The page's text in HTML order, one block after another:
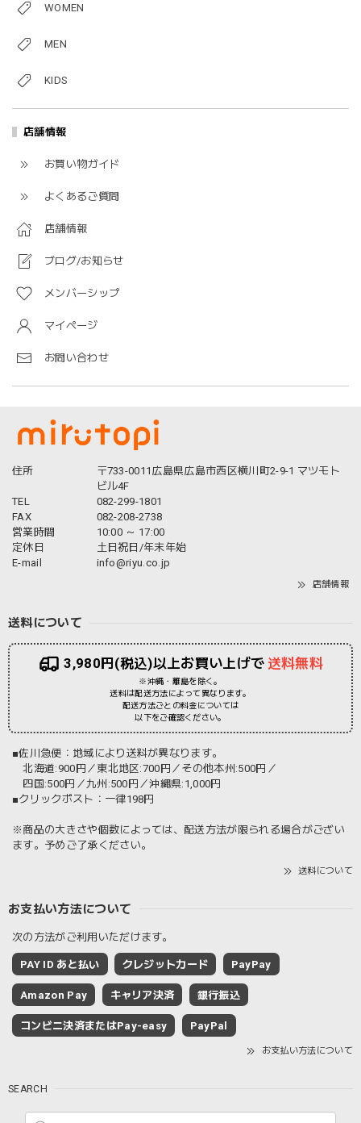
WOMEN
MEN
KIDS
店舗情報
お買い物ガイド
よくあるご質問
店舗情報
ブログ/お知らせ
メンバーシップ
マイページ
お問い合わせ
住所
〒733-0011広島県広島市西区横川町2-9-1 マツモト
ビル4F
TEL
082-299-1801
FAX
082-208-2738
営業時間
10:00 ～ 17:00
定休日
土日祝日/年末年始
E-mail
info@riyu.co.jp
店舗情報
送料について
3,980円(税込)以上お買い上げで 送料無料
※沖縄・離島を除く。
送料は配送方法によって異なります。
配送方法ごとの料金については
以下をご確認ください。
■佐川急便：地域により送料が異なります。
北海道:900円／東北地区:700円／その他本州:500円／
四国:500円／九州:500円／沖縄県:1,000円
■クリックポスト：一律198円
※商品の大きさや個数によっては、配送方法が限られる場合がござい
ます。予めご了承ください。
送料について
お支払い方法について
次の方法がご利用いただけます。
PAY ID あと払い クレジットカード PayPay
Amazon Pay キャリア決済 銀行振込
コンビニ決済またはPay-easy PayPal
お支払い方法について
SEARCH